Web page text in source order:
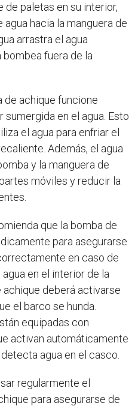
de paletas en su interior,
hacia la manguera de
arrastra el agua
bombea fuera de la
de achique funcione
en el agua. Esto
el agua para enfriar el
Además, el agua
y la manguera de
móviles y reducir la
que la bomba de
para asegurarse
en caso de
en el interior de la
deberá activarse
el barco se hunda.
equipadas con
activan automáticamente
agua en el casco.
regularmente el
para asegurarse de